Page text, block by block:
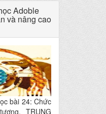
Adoble
và nâng cao
bài 24: Chức
TRUNG